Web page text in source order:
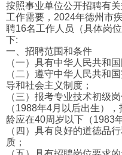
按照事业单位公开招聘有
工作需要，2024年德州市
聘16名工作人员（具体岗
下:
一、招聘范围和条件
（一）具有中华人民共和国
（二）遵守中华人民共和
导和社会主义制度；
（三）报考专业技术初级
（1988年4月以后出生）
龄应在40周岁以下（1983
（四）具有良好的道德品
质；